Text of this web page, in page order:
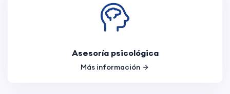
Asesoría psicológica
Más información